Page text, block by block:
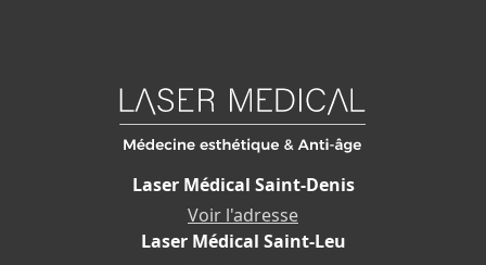
Laser Médical Saint-Denis
Voir l'adresse
12 bis Chemin Finette
Laser Médical Saint-Leu